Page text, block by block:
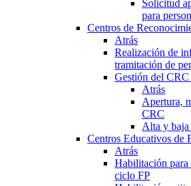
Solicitud
para
Centros de
Atrás
Realización de
tramitación de
Gestión del CRC
Atrás
Apertura,
CRC
Alta y baja
Centros Educativos de
Atrás
Habilitación para
ciclo FP